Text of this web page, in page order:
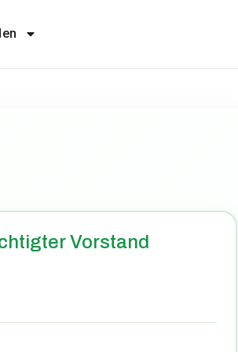
Vorstand